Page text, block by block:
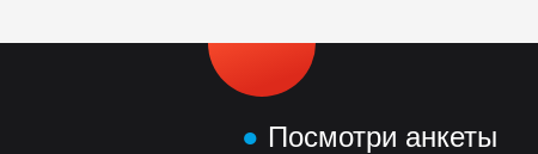
● Посмотри анкеты